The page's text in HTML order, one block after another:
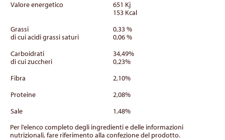
Valore energetico
651 Kj
153 Kcal
Grassi
di cui acidi grassi saturi
0,33 %
0,06 %
Carboidrati
di cui zuccheri
34,49%
0,23%
Fibra
2,10%
Proteine
2,08%
Sale
1,48%
Per l’elenco completo degli ingredienti e delle informazioni
nutrizionali, fare riferimento alla confezione del prodotto.